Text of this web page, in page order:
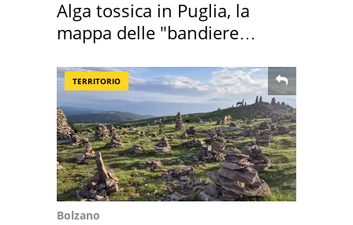
Alga tossica in Puglia, la
mappa delle "bandiere
TERRITORIO
Bolzano